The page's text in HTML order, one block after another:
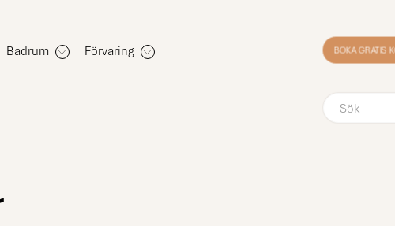
Badrum Förvaring BOKA GRATIS